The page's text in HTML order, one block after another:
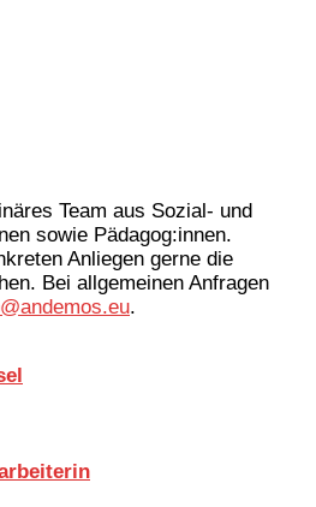
Team aus Sozial- und
sowie Pädagog:innen.
Anliegen gerne die
Bei allgemeinen Anfragen
.